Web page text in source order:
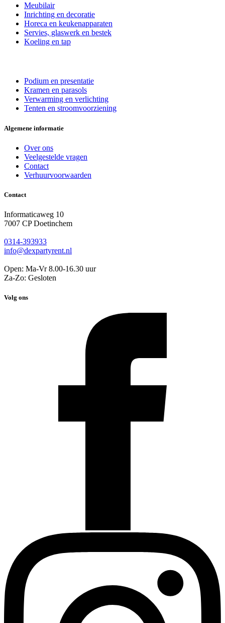
Meubilair
Inrichting en decoratie
Horeca en keukenapparaten
Servies, glaswerk en bestek
Koeling en tap
Podium en presentatie
Kramen en parasols
Verwarming en verlichting
Tenten en stroomvoorziening
Algemene informatie
Over ons
Veelgestelde vragen
Contact
Verhuurvoorwaarden
Contact
Informaticaweg 10
7007 CP Doetinchem
0314-393933
info@dexpartyrent.nl
Open: Ma-Vr 8.00-16.30 uur
Za-Zo: Gesloten
Volg ons